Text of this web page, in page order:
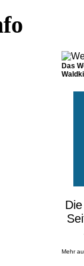
Das
Mehr